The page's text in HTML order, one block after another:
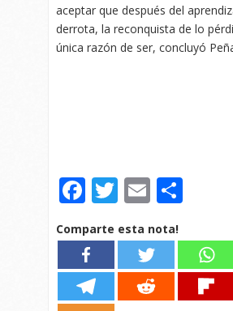
aceptar que después del
derrota, la reconquista de lo
única razón de ser, concluyó
Facebook
Twitter
Email
Comparte esta nota!